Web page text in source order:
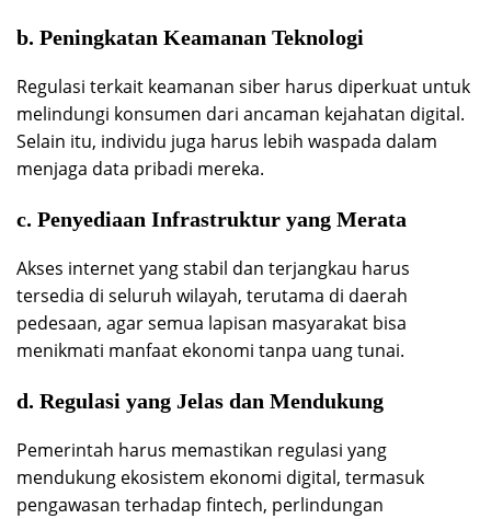
b. Peningkatan Keamanan Teknologi
Regulasi terkait keamanan siber harus diperkuat untuk
melindungi konsumen dari ancaman kejahatan digital.
Selain itu, individu juga harus lebih waspada dalam
menjaga data pribadi mereka.
c. Penyediaan Infrastruktur yang Merata
Akses internet yang stabil dan terjangkau harus
tersedia di seluruh wilayah, terutama di daerah
pedesaan, agar semua lapisan masyarakat bisa
menikmati manfaat ekonomi tanpa uang tunai.
d. Regulasi yang Jelas dan Mendukung
Pemerintah harus memastikan regulasi yang
mendukung ekosistem ekonomi digital, termasuk
pengawasan terhadap fintech, perlindungan